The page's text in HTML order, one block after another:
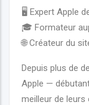
🖥️ Expert Apple
🎓 Formateur
🌐 Créateur du
Depuis plus de
Apple —
meilleur de